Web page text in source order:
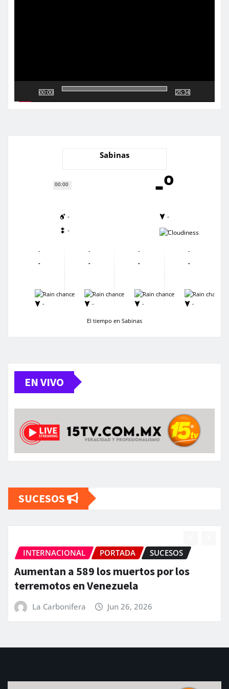
00:00
00:00
25:34
Sabinas
-º
-
-
-
-
-
-
-
-
-
-
-
-
-
-
-
-
-
-
-
-
El tiempo en Sabinas
EN VIVO
SUCESOS
INTERNACIONAL PORTADA SUCESOS
Aumentan a 589 los muertos por los
terremotos en Venezuela
La Carbonifera Jun 26, 2026